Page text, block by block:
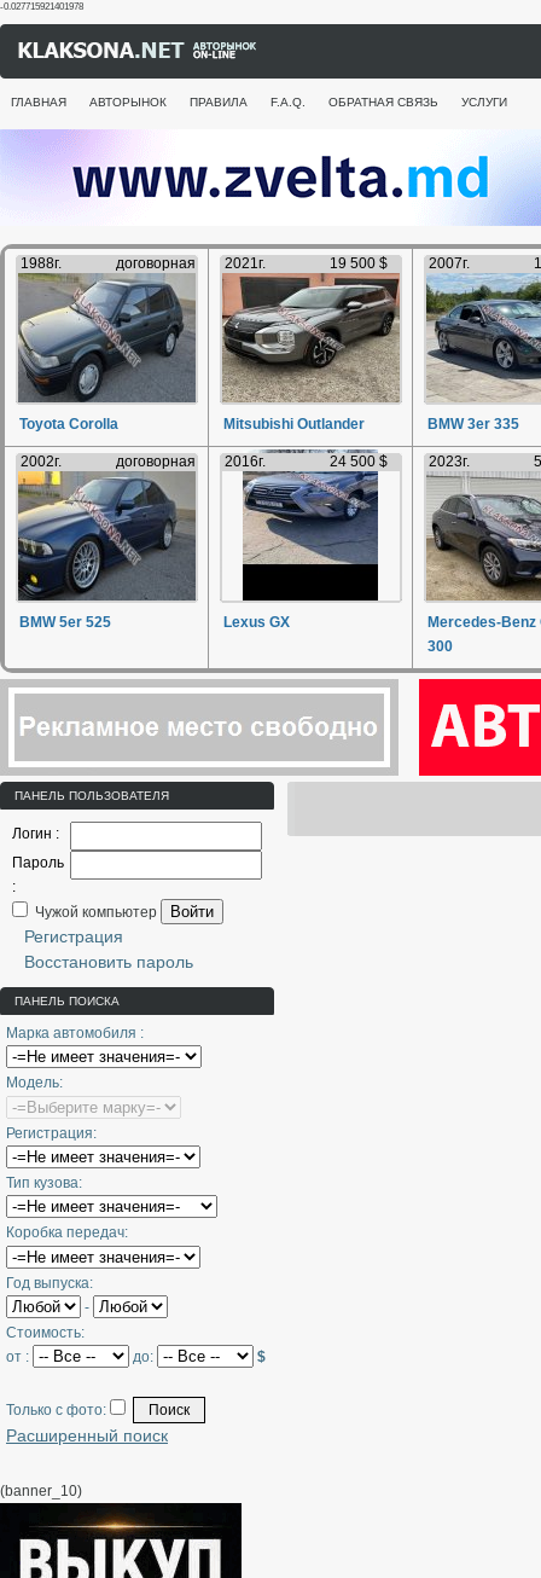
-0.027715921401978
ГЛАВНАЯ АВТОРЫНОК ПРАВИЛА F.A.Q. ОБРАТНАЯ СВЯЗЬ УСЛУГИ
1988г. договорная
Toyota Corolla
2021г. 19 500 $
Mitsubishi Outlander
2007г.
BMW 3er 335
2002г. договорная
BMW 5er 525
2016г. 24 500 $
Lexus GX
2023г.
Mercedes-Benz
300
ПАНЕЛЬ ПОЛЬЗОВАТЕЛЯ
Логин :
Пароль
:
Чужой компьютер
Войти
Регистрация
Восстановить пароль
ПАНЕЛЬ ПОИСКА
Марка автомобиля :
Модель:
Регистрация:
Тип кузова:
Коробка передач:
Год выпуска:
-
Стоимость:
от :
до: $
Только с фото:
Расширенный поиск
(banner_10)